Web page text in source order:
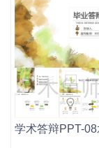
学术答辩PPT-